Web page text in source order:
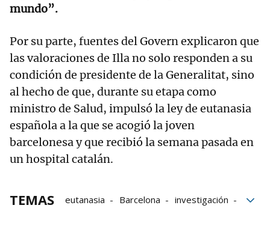
mundo”.
Por su parte, fuentes del Govern explicaron que
las valoraciones de Illa no solo responden a su
condición de presidente de la Generalitat, sino
al hecho de que, durante su etapa como
ministro de Salud, impulsó la ley de eutanasia
española a la que se acogió la joven
barcelonesa y que recibió la semana pasada en
un hospital catalán.
TEMAS eutanasia Barcelona
investigación